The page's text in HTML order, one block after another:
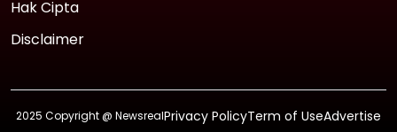
Hak Cipta
Disclaimer
2025 Copyright @ NewsrealPrivacy PolicyTerm of UseAdvertise